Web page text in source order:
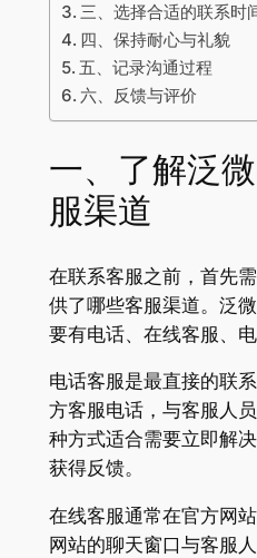
三、选择合适的联系时
四、保持耐心与礼貌
五、记录沟通过程
六、反馈与评价
一、了解泛
服渠道
在联系客服之前，首先
供了哪些客服渠道。泛
要有电话、在线客服、
电话客服是最直接的联
方客服电话，与客服人
种方式适合需要立即解
获得反馈。
在线客服通常在官方网
网站的聊天窗口与客服